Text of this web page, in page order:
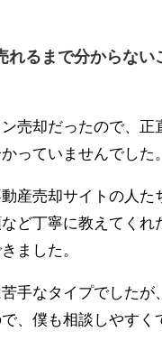
れるまで分からない
売却だったので、正
っていませんでした。
産売却サイトの人た
ど丁寧に教えてくれ
ました。
手なタイプでしたが
、僕も相談しやすく